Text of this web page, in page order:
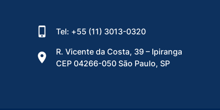
Tel: +55 (11) 3013-0320
R. Vicente da Costa, 39 – Ipiranga
CEP 04266-050 São Paulo, SP